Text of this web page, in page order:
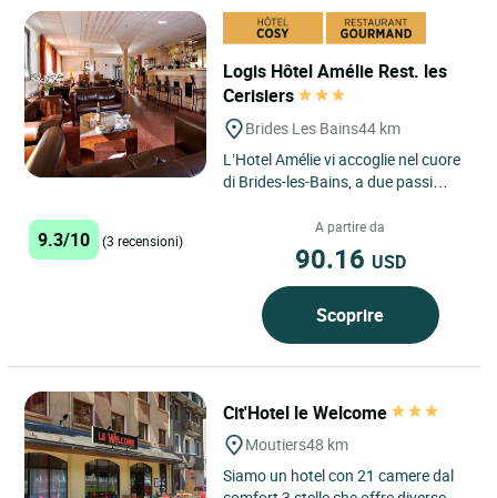
Logis Hôtel Amélie Rest. les
Cerisiers
Brides Les Bains44 km
L’Hotel Amélie vi accoglie nel cuore
di Brides-les-Bains, a due passi
fronte all’ovovia...
9.3/10 (3 recensioni)
A partire da
90.16 USD
Scoprire
Cit'Hotel le Welcome
Moutiers48 km
Siamo un hotel con 21 camere dal